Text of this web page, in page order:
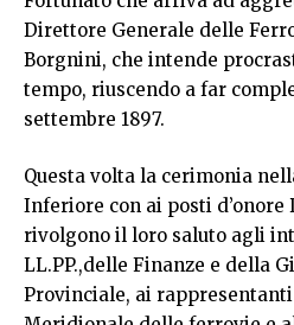
Direttore Generale delle
Borgnini, che intende
tempo, riuscendo a far
settembre 1897.
Questa volta la cerimonia
Inferiore con ai posti d’onore
rivolgono il loro saluto agli
LL.PP.,delle Finanze e della
Provinciale, ai